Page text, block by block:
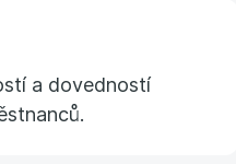
a dovedností